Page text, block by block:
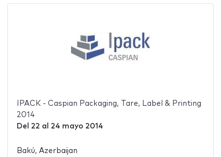
IPACK - Caspian Packaging, Tare, Label & Printing
2014
Del 22 al 24 mayo 2014
Bakú, Azerbaijan